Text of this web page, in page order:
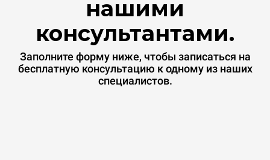
нашими
консультантами.
Заполните форму ниже, чтобы записаться на
бесплатную консультацию к одному из наших
специалистов.